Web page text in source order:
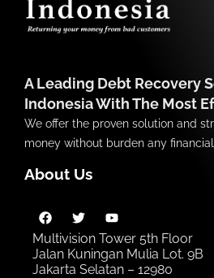
A Leading Debt Recovery
Indonesia With The Most
We offer the proven solution and
money without burden any
About Us
Multivision Tower 5th Floor
Jalan Kuningan Mulia Lot. 9B
Jakarta Selatan – 12980